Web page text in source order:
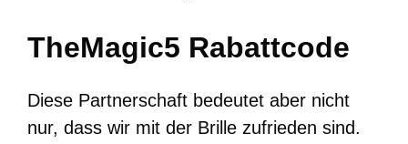
TheMagic5 Rabattcode
Diese Partnerschaft bedeutet aber nicht
nur, dass wir mit der Brille zufrieden sind.